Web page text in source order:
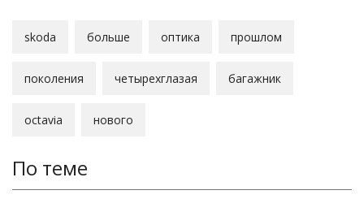
skoda больше оптика прошлом
поколения четырехглазая багажник
octavia нового
По теме